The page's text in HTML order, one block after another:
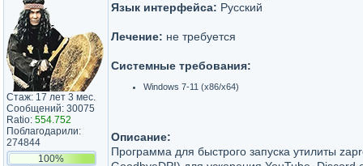
Стаж: 17 лет 3 мес.
Сообщений: 30075
Ratio: 554.752
Поблагодарили:
274844
100%
Язык интерфейса: Русский
Лечение: не требуется
Системные требования:
Windows 7-11 (x86/x64)
Описание:
Программа для быстрого запуска утилиты